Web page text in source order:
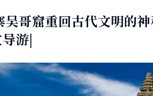
吴哥窟重回古代文明的
游|